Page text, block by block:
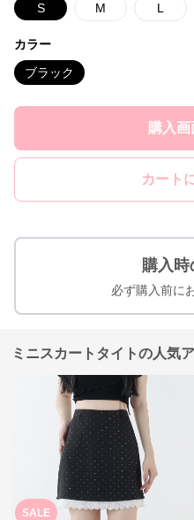
S M L
カラー
ブラック
購入
カート
購入時
必ず購入前に
ミニスカートタイトの人気
SALE